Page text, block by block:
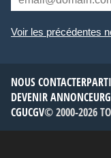
Voir les précédentes
NOUS CONTACTER
DEVENIR ANNONCEUR
CGUCGV© 2000-2026